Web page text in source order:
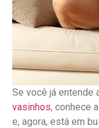
Se você já entende
vasinhos, conhece
e, agora, está em